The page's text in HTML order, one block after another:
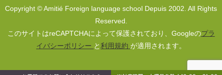
Copyright © Amitié Foreign language school Depuis 2002. All Rights
Reserved.
このサイトはreCAPTCHAによって保護されており、Googleのプラ
イバシーポリシー と利用規約 が適用されます。